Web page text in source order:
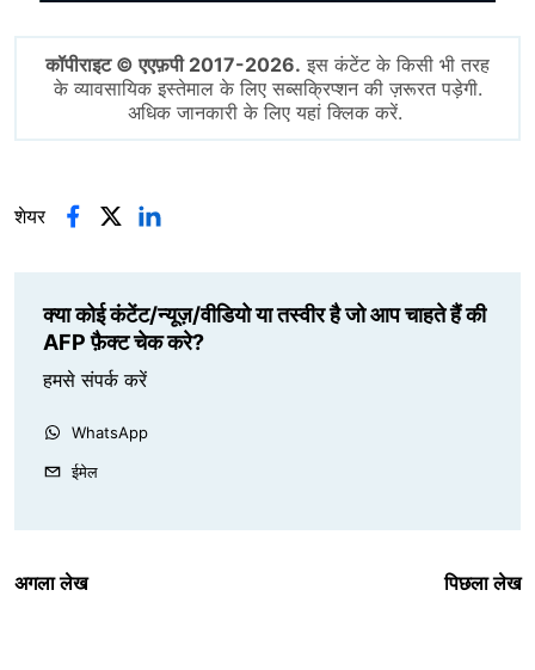
कॉपीराइट © एएफ़पी 2017-2026. इस कंटेंट के किसी भी तरह
के व्यावसायिक इस्तेमाल के लिए सब्सक्रिप्शन की ज़रूरत पड़ेगी.
अधिक जानकारी के लिए यहां क्लिक करें.
शेयर
क्या कोई कंटेंट/न्यूज़/वीडियो या तस्वीर है जो आप चाहते हैं की
AFP फ़ैक्ट चेक करे?
हमसे संपर्क करें
WhatsApp
ईमेल
अगला लेख पिछला लेख